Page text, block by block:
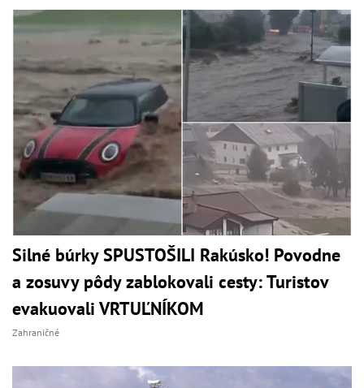
Silné búrky SPUSTOŠILI Rakúsko! Povodne
a zosuvy pôdy zablokovali cesty: Turistov
evakuovali VRTUĽNÍKOM
Zahraničné